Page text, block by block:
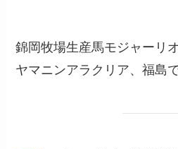
錦岡牧場生産馬モジャーリ
ヤマニンアラクリア、福島